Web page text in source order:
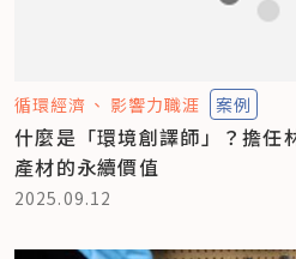
循環經濟 影響力職涯 案例
什麼是「環境創譯師」？擔任
產材的永續價值
2025.09.12